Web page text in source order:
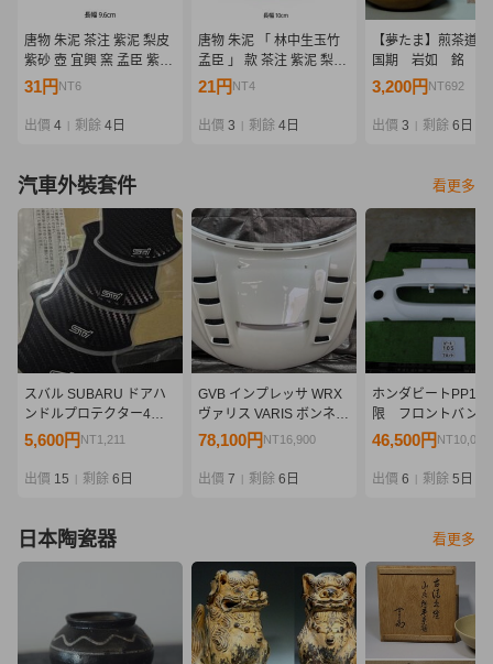
唐物 朱泥 茶注 紫泥 梨皮
紫砂 壺 宜興 窯 孟臣 紫砂
壷 急須 煎茶 道具 中国古
31円 NT6
出價 4 剩餘 4日
唐物 朱泥 「 林中生玉竹
孟臣 」 款 茶注 紫泥 梨皮
紫砂 壺 宜興 窯 孟臣 紫砂
玩 鉄瓶 南蛮 長幅10㎝
21円 NT4
出價 3 剩餘 4日
【夢たま】煎茶道
国期 岩如 銘 篆
水陰刻文 提手急
物 白泥☆
3,200円 NT692
出價 3 剩餘 6日
汽車外裝套件 看更多
スバル SUBARU ドアハ
ンドルプロテクター4枚
新品ST91099ST080
ック含む/WRX（VB）
5,600円 NT1,211
出價 15 剩餘 6日
GVB インプレッサ WRX
ヴァリス VARIS ボンネッ
ト GRB GVB [26QF10]
78,100円 NT16,900
出價 7 剩餘 6日
ホンダビートPP1
限 フロントバン
105
46,500円 NT10,062
出價 6 剩餘 5日
日本陶瓷器 看更多